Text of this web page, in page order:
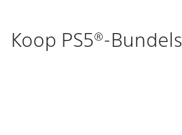
Koop PS5®-Bundels